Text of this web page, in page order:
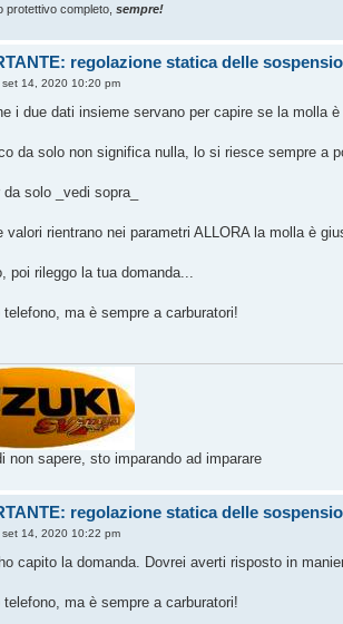
protettivo completo, sempre!
regolazione statica delle
set 14, 2020 10:20 pm
i due dati insieme servano per capire se la molla
da solo non significa nulla, lo si riesce sempre a
da solo _vedi sopra_
valori rientrano nei parametri ALLORA la molla è
poi rileggo la tua domanda...
telefono, ma è sempre a carburatori!
non sapere, sto imparando ad imparare
regolazione statica delle
set 14, 2020 10:22 pm
capito la domanda. Dovrei averti risposto in
telefono, ma è sempre a carburatori!